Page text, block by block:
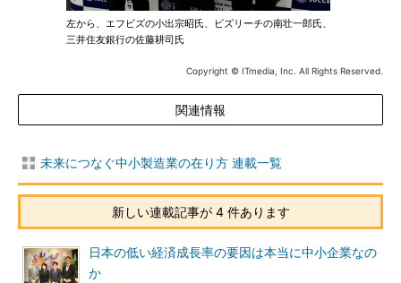
左から、エフビズの小出宗昭氏、ビズリーチの南壮一郎氏、
三井住友銀行の佐藤耕司氏
Copyright © ITmedia, Inc. All Rights Reserved.
関連情報
未来につなぐ中小製造業の在り方 連載一覧
新しい連載記事が 4 件あります
日本の低い経済成長率の要因は本当に中小企業なの
か